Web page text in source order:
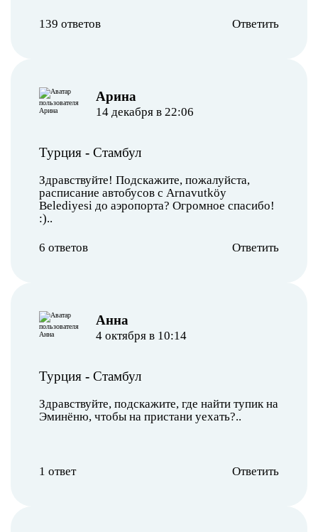
139 ответов Ответить
Арина
14 декабря в 22:06
Турция - Стамбул
Здравствуйте! Подскажите, пожалуйста,
расписание автобусов с Arnavutköy
Belediyesi до аэропорта? Огромное спасибо!
:)..
6 ответов Ответить
Анна
4 октября в 10:14
Турция - Стамбул
Здравствуйте, подскажите, где найти тупик на
Эминёню, чтобы на пристани уехать?..
1 ответ Ответить